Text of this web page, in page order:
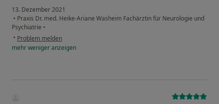
13. Dezember 2021
• Praxis Dr. med. Heike-Ariane Washeim Fachärztin für Neurologie und
Psychiatrie •
• Problem melden
mehrwenigeranzeigen